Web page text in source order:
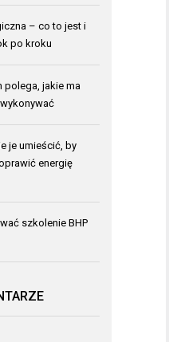
– co to jest i
po kroku
polega, jakie ma
je umieścić, by
energię
szkolenie BHP